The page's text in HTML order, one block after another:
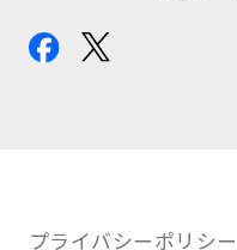
プライバシーポリシー